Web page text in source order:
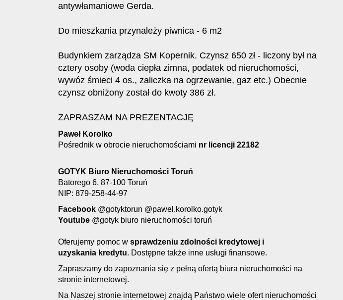
antywłamaniowe Gerda.
Do mieszkania przynależy piwnica - 6 m2
Budynkiem zarządza SM Kopernik. Czynsz 650 zł - liczony był na
cztery osoby (woda ciepła zimna, podatek od nieruchomości,
wywóz śmieci 4 os., zaliczka na ogrzewanie, gaz etc.) Obecnie
czynsz obniżony został do kwoty 386 zł.
ZAPRASZAM NA PREZENTACJĘ
Paweł Korolko
Pośrednik w obrocie nieruchomościami nr licencji 22182
GOTYK Biuro Nieruchomości Toruń
Batorego 6, 87-100 Toruń
NIP: 879-258-44-97
Facebook @gotyktorun @pawel.korolko.gotyk
Youtube @gotyk biuro nieruchomości toruń
Oferujemy pomoc w sprawdzeniu zdolności kredytowej i
uzyskania kredytu. Dostępne także inne usługi finansowe.
Zapraszamy do zapoznania się z pełną ofertą biura nieruchomości na
stronie internetowej.
Na Naszej stronie internetowej znajdą Państwo wiele ofert nieruchomości